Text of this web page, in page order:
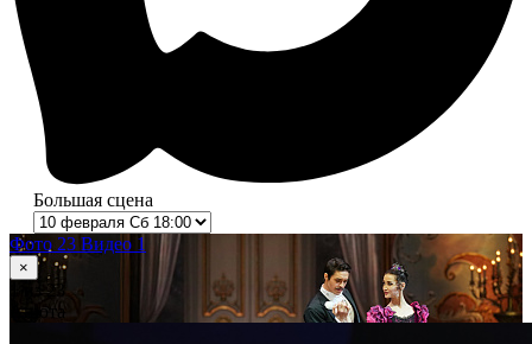
Большая сцена
Фото 23 Видео 1
×
из 23
Анюта